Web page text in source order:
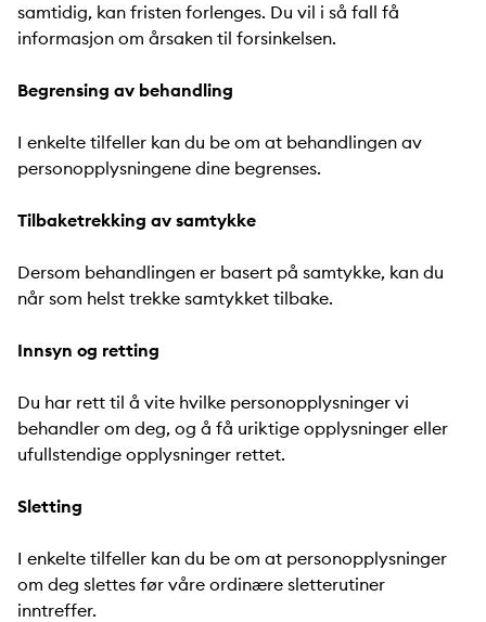
samtidig, kan fristen forlenges. Du vil i så fall få
informasjon om årsaken til forsinkelsen.
Begrensing av behandling
I enkelte tilfeller kan du be om at behandlingen av
personopplysningene dine begrenses.
Tilbaketrekking av samtykke
Dersom behandlingen er basert på samtykke, kan du
når som helst trekke samtykket tilbake.
Innsyn og retting
Du har rett til å vite hvilke personopplysninger vi
behandler om deg, og å få uriktige opplysninger eller
ufullstendige opplysninger rettet.
Sletting
I enkelte tilfeller kan du be om at personopplysninger
om deg slettes før våre ordinære sletterutiner
inntreffer.